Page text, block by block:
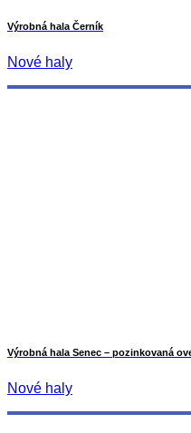
Výrobná hala Černík
Nové haly
Výrobná hala Senec – pozinkovaná
Nové haly